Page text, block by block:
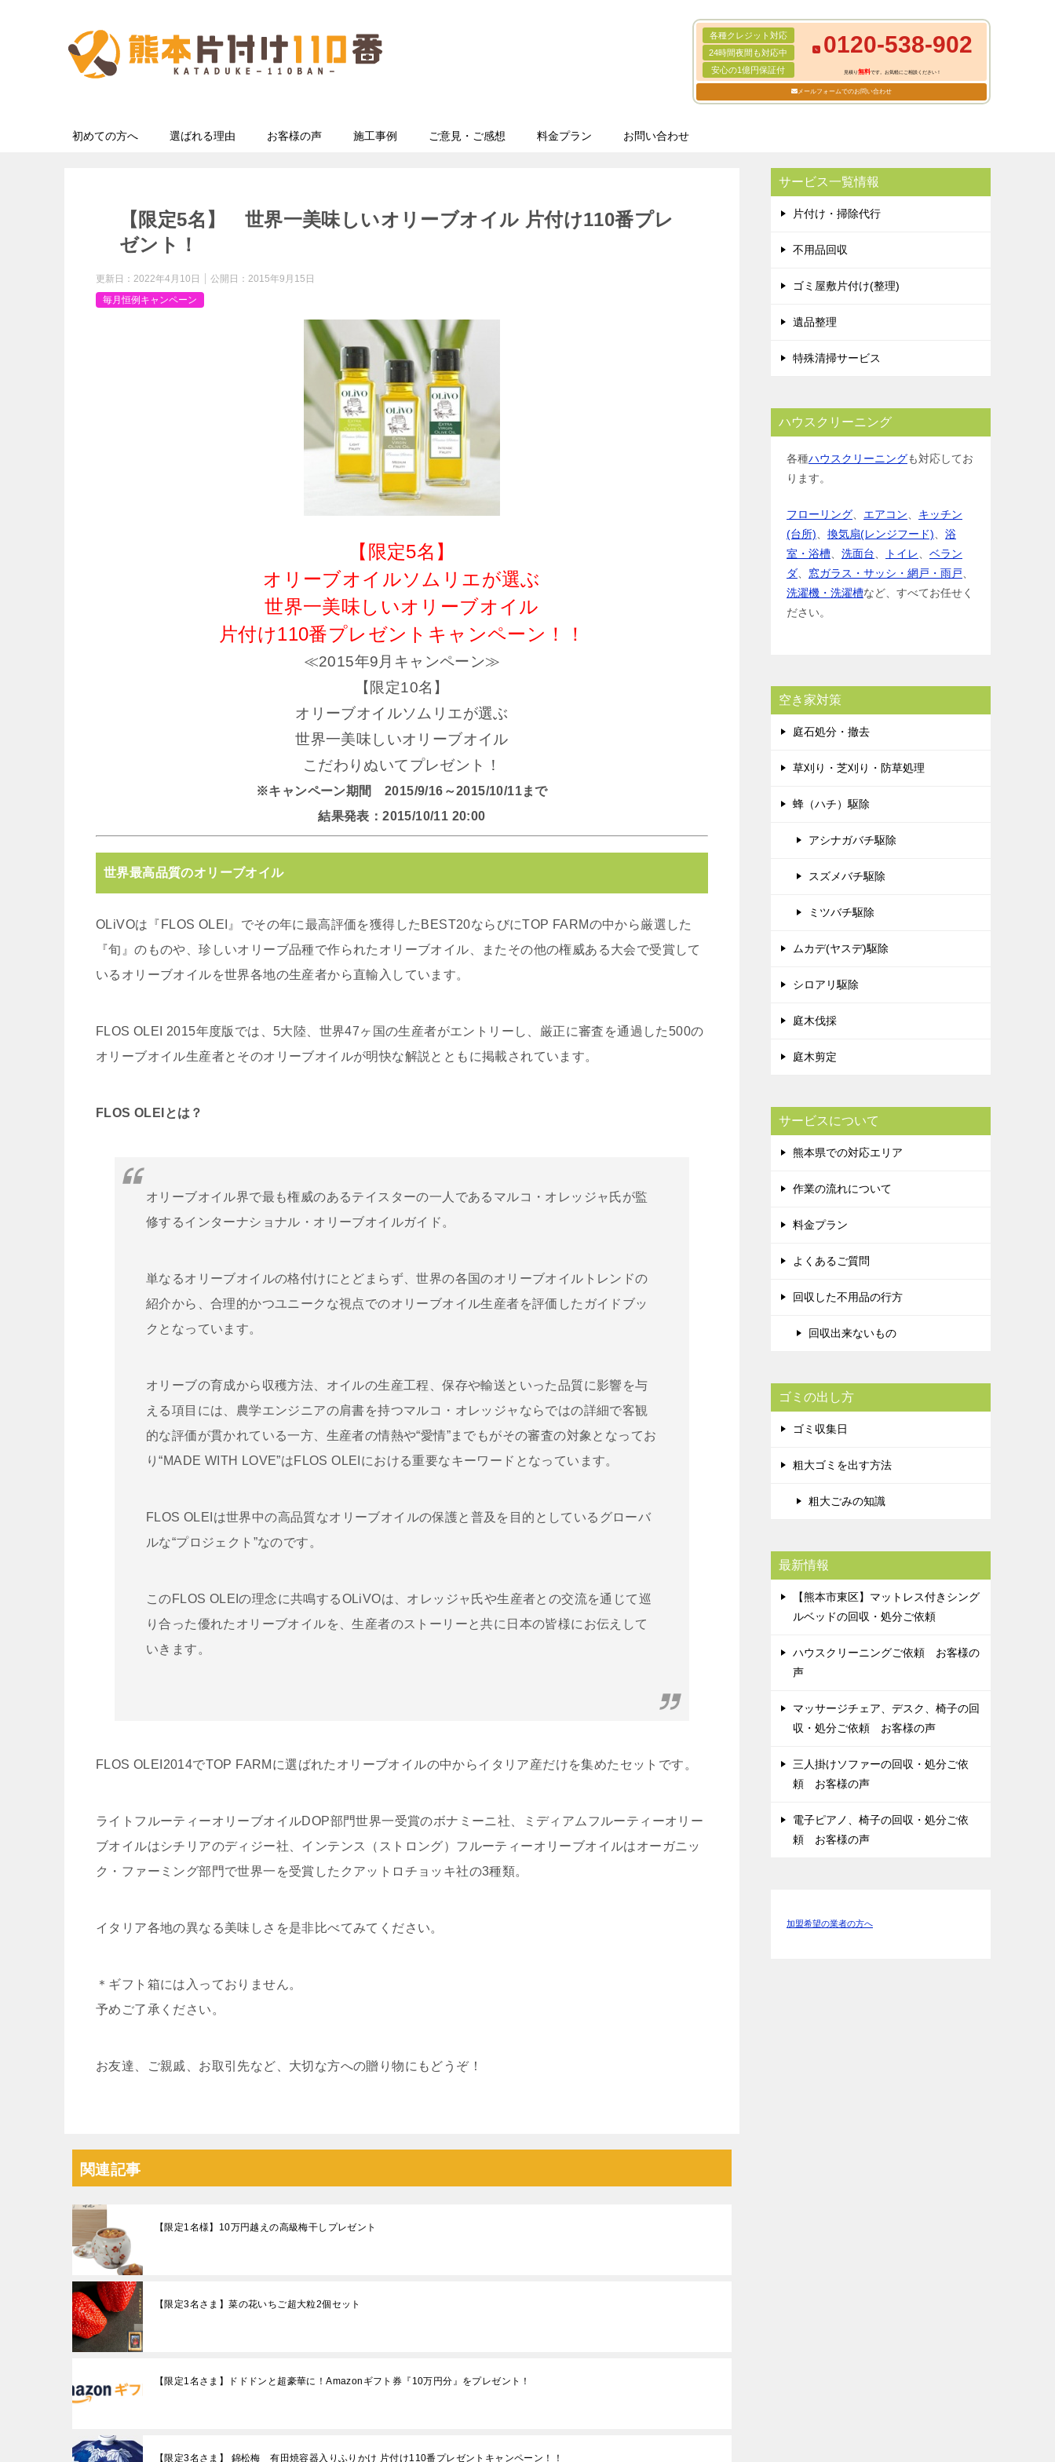
各種クレジット対応
24時間夜間も対応中
安心の1億円保証付
0120-538-902
見積り無料です。お気軽にご相談ください！
メールフォームでのお問い合わせ
初めての方へ 選ばれる理由 お客様の声 施工事例 ご意見・ご感想 料金プラン お問い合わせ
【限定5名】 世界一美味しいオリーブオイル 片付け110番プレ
ゼント！
更新日： 2022年4月10日 公開日： 2015年9月15日
毎月恒例キャンペーン
【限定5名】
オリーブオイルソムリエが選ぶ
世界一美味しいオリーブオイル
片付け110番プレゼントキャンペーン！！
≪2015年9月キャンペーン≫
【限定10名】
オリーブオイルソムリエが選ぶ
世界一美味しいオリーブオイル
こだわりぬいてプレゼント！
※キャンペーン期間 2015/9/16～2015/10/11まで
結果発表：2015/10/11 20:00
世界最高品質のオリーブオイル
OLiVOは『FLOS OLEI』でその年に最高評価を獲得したBEST20ならびにTOP FARMの中から厳選した
『旬』のものや、珍しいオリーブ品種で作られたオリーブオイル、またその他の権威ある大会で受賞して
いるオリーブオイルを世界各地の生産者から直輸入しています。
FLOS OLEI 2015年度版では、5大陸、世界47ヶ国の生産者がエントリーし、厳正に審査を通過した500の
オリーブオイル生産者とそのオリーブオイルが明快な解説とともに掲載されています。
FLOS OLEIとは？
オリーブオイル界で最も権威のあるテイスターの一人であるマルコ・オレッジャ氏が監
修するインターナショナル・オリーブオイルガイド。
単なるオリーブオイルの格付けにとどまらず、世界の各国のオリーブオイルトレンドの
紹介から、合理的かつユニークな視点でのオリーブオイル生産者を評価したガイドブッ
クとなっています。
オリーブの育成から収穫方法、オイルの生産工程、保存や輸送といった品質に影響を与
える項目には、農学エンジニアの肩書を持つマルコ・オレッジャならではの詳細で客観
的な評価が貫かれている一方、生産者の情熱や“愛情”までもがその審査の対象となってお
り“MADE WITH LOVE”はFLOS OLEIにおける重要なキーワードとなっています。
FLOS OLEIは世界中の高品質なオリーブオイルの保護と普及を目的としているグローバ
ルな“プロジェクト”なのです。
このFLOS OLEIの理念に共鳴するOLiVOは、オレッジャ氏や生産者との交流を通じて巡
り合った優れたオリーブオイルを、生産者のストーリーと共に日本の皆様にお伝えして
いきます。
FLOS OLEI2014でTOP FARMに選ばれたオリーブオイルの中からイタリア産だけを集めたセットです。
ライトフルーティーオリーブオイルDOP部門世界一受賞のボナミーニ社、ミディアムフルーティーオリー
ブオイルはシチリアのディジー社、インテンス（ストロング）フルーティーオリーブオイルはオーガニッ
ク・ファーミング部門で世界一を受賞したクアットロチョッキ社の3種類。
イタリア各地の異なる美味しさを是非比べてみてください。
＊ギフト箱には入っておりません。
予めご了承ください。
お友達、ご親戚、お取引先など、大切な方への贈り物にもどうぞ！
関連記事
【限定1名様】10万円越えの高級梅干しプレゼント
【限定3名さま】菜の花いちご超大粒2個セット
【限定1名さま】ドドドンと超豪華に！Amazonギフト券『10万円分』をプレゼント！
【限定3名さま】 錦松梅 有田焼容器入りふりかけ 片付け110番プレゼントキャンペーン！！
サービス一覧情報
片付け・掃除代行
不用品回収
ゴミ屋敷片付け(整理)
遺品整理
特殊清掃サービス
ハウスクリーニング
各種ハウスクリーニングも対応してお
ります。
フローリング エアコン
キッチン
(台所)
換気扇(レンジフード)
浴
室・浴槽
洗面台 トイレ
ベラン
ダ
窓ガラス・サッシ・網戸・雨戸
洗濯機・洗濯槽など、すべてお任せく
ださい。
空き家対策
庭石処分・撤去
草刈り・芝刈り・防草処理
蜂（ハチ）駆除
アシナガバチ駆除
スズメバチ駆除
ミツバチ駆除
ムカデ(ヤスデ)駆除
シロアリ駆除
庭木伐採
庭木剪定
サービスについて
熊本県での対応エリア
作業の流れについて
料金プラン
よくあるご質問
回収した不用品の行方
回収出来ないもの
ゴミの出し方
ゴミ収集日
粗大ゴミを出す方法
粗大ごみの知識
最新情報
【熊本市東区】マットレス付きシング
ルベッドの回収・処分ご依頼
ハウスクリーニングご依頼 お客様の
声
マッサージチェア、デスク、椅子の回
収・処分ご依頼 お客様の声
三人掛けソファーの回収・処分ご依
頼 お客様の声
電子ピアノ、椅子の回収・処分ご依
頼 お客様の声
加盟希望の業者の方へ